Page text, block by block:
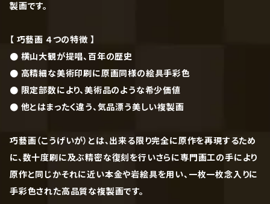
製画です。
【 巧藝画 ４つの特徴 】
● 横山大観が提唱、百年の歴史
● 高精細な美術印刷に原画同様の絵具手彩色
● 限定部数により、美術品のような希少価値
● 他とはまったく違う、気品漂う美しい複製画
巧藝画（こうげいが）とは、出来る限り完全に原作を再現するため
に、数十度刷に及ぶ精密な復刻を行いさらに専門画工の手により
原作と同じかそれに近い本金や岩絵具を用い、一枚一枚念入りに
手彩色された高品質な複製画です。